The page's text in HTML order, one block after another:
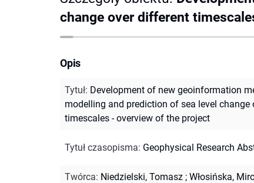
change over different
Opis
Tytuł: Development of new geoinformation
modelling and prediction of sea level change
timescales - overview of the project
Tytuł czasopisma: Geophysical Research
Twórca: Niedzielski, Tomasz ; Włosińska,